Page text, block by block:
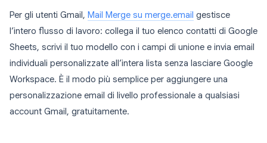
Per gli utenti Gmail, Mail Merge su merge.email gestisce
l’intero flusso di lavoro: collega il tuo elenco contatti di Google
Sheets, scrivi il tuo modello con i campi di unione e invia email
individuali personalizzate all’intera lista senza lasciare Google
Workspace. È il modo più semplice per aggiungere una
personalizzazione email di livello professionale a qualsiasi
account Gmail, gratuitamente.